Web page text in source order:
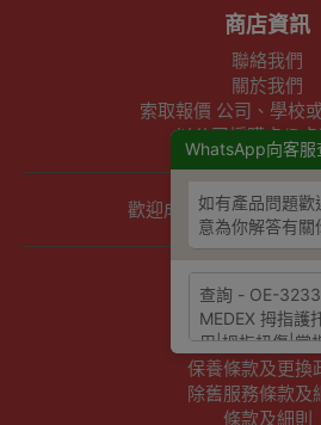
WhatsApp向客服
如有產品問題歡
意為你解答有
商店資訊
聯絡我們
關於我們
索取報價 公司、學校
以公司採購卡(P
歡迎成為Outlet
其他資訊
下單須知
隱私權及條款
保養條款及更換
除舊服務條款及
條款及細則